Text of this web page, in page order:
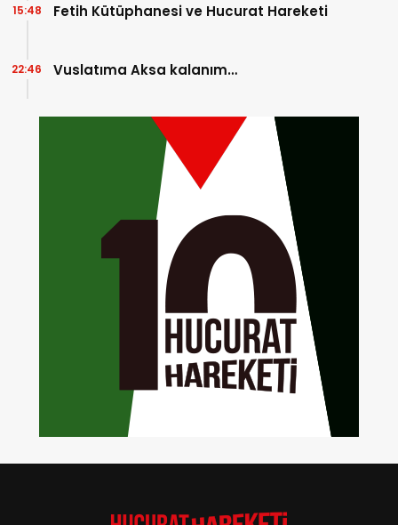
Fetih Kütüphanesi ve Hucurat Hareketi
15:48
Vuslatıma Aksa kalanım…
22:46